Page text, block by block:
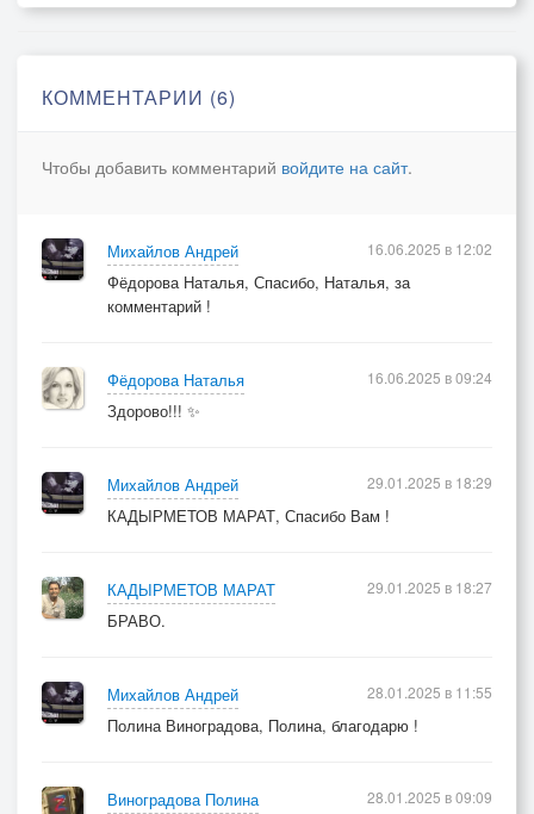
Насылая тревожную дрёму.
Ветер с гиком срывается прочь,
Всё шумит и стучит у дверей,
Словно просит пустить обогреться...
Она просит пустить обогреться...
КОММЕНТАРИИ (6)
Чтобы добавить комментарий войдите на сайт.
Михайлов Андрей
Фёдорова Наталья, Спасибо, Наталья, за
комментарий !
16.06.2025 в 12:02
Фёдорова Наталья
Здорово!!! ✨
16.06.2025 в 09:24
Михайлов Андрей
КАДЫРМЕТОВ МАРАТ, Спасибо Вам !
29.01.2025 в 18:29
КАДЫРМЕТОВ МАРАТ
БРАВО.
29.01.2025 в 18:27
Михайлов Андрей
Полина Виноградова, Полина, благодарю !
28.01.2025 в 11:55
Виноградова Полина
28.01.2025 в 09:09